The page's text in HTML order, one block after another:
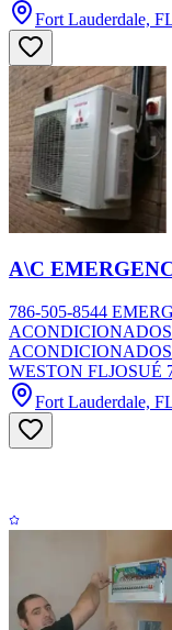
Fort Lauderdale,
A\C
786-505-8544
WESTON FLJOSUÉ
Fort Lauderdale,